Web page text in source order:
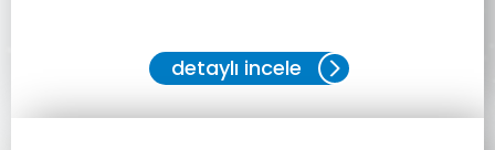
detaylı incele